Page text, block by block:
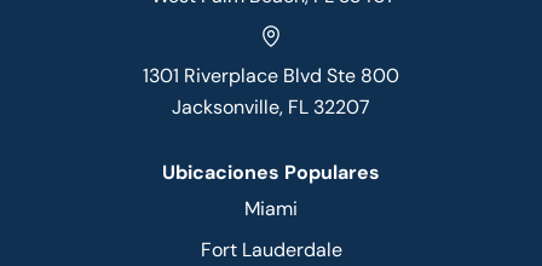
1301 Riverplace Blvd Ste 800
Jacksonville, FL 32207
Ubicaciones Populares
Miami
Fort Lauderdale